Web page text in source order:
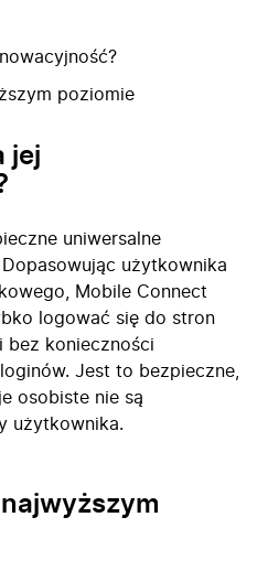
poziomie
jej
uniwersalne
użytkownika
Mobile Connect
logować się do stron
bez konieczności
Jest to bezpieczne,
osobiste nie są
użytkownika.